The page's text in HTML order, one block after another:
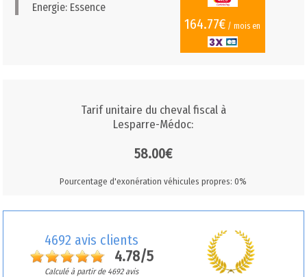
Energie: Essence
164.77€ / mois en
Tarif unitaire du cheval fiscal à
Lesparre-Médoc:
58.00€
Pourcentage d'exonération véhicules propres: 0%
4692 avis clients
4.78/5
Calculé à partir de 4692 avis